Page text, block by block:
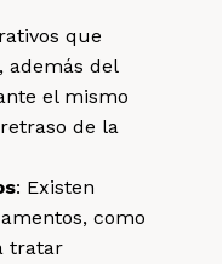
que
además del
el mismo
de la
: Existen
como
tratar